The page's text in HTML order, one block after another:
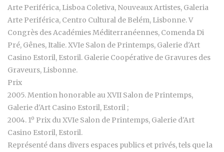
Arte Periférica, Lisboa Coletiva, Nouveaux Artistes, Galeria
Arte Periférica, Centro Cultural de Belém, Lisbonne. V
Congrès des Académies Méditerranéennes, Comenda Di
Pré, Gênes, Italie. XVIe Salon de Printemps, Galerie d'Art
Casino Estoril, Estoril. Galerie Coopérative de Gravures des
Graveurs, Lisbonne.
Prix
2005. Mention honorable au XVII Salon de Printemps,
Galerie d'Art Casino Estoril, Estoril ;
2004. 1º Prix du XVIe Salon de Printemps, Galerie d'Art
Casino Estoril, Estoril.
Représenté dans divers espaces publics et privés, tels que la